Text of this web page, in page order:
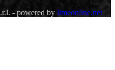
- powered by limeonline.net